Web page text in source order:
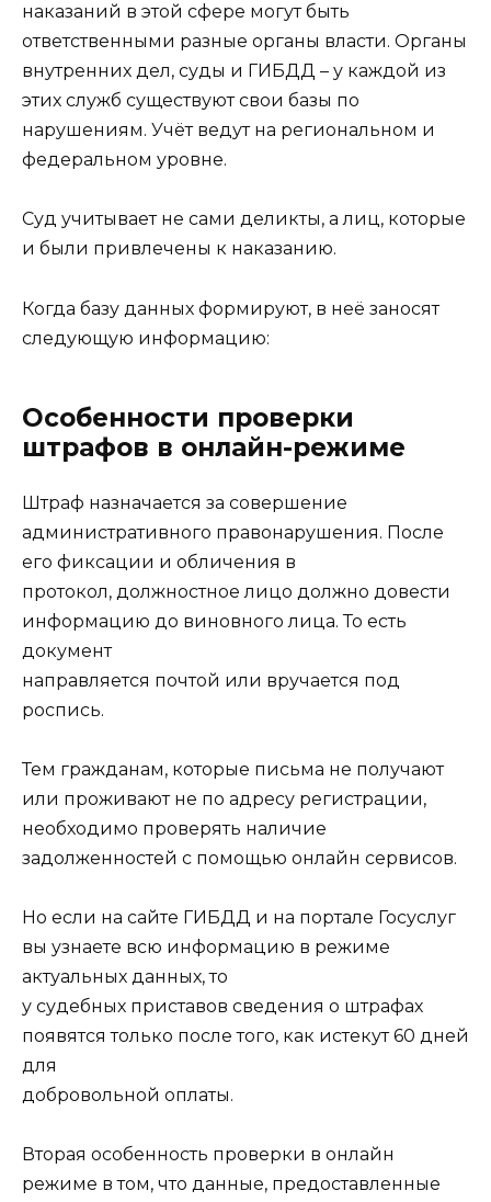
наказаний в этой сфере могут быть
ответственными разные органы власти. Органы
внутренних дел, суды и ГИБДД – у каждой из
этих служб существуют свои базы по
нарушениям. Учёт ведут на региональном и
федеральном уровне.
Суд учитывает не сами деликты, а лиц, которые
и были привлечены к наказанию.
Когда базу данных формируют, в неё заносят
следующую информацию:
Особенности проверки
штрафов в онлайн-режиме
Штраф назначается за совершение
административного правонарушения. После
его фиксации и обличения в
протокол, должностное лицо должно довести
информацию до виновного лица. То есть
документ
направляется почтой или вручается под
роспись.
Тем гражданам, которые письма не получают
или проживают не по адресу регистрации,
необходимо проверять наличие
задолженностей с помощью онлайн сервисов.
Но если на сайте ГИБДД и на портале Госуслуг
вы узнаете всю информацию в режиме
актуальных данных, то
у судебных приставов сведения о штрафах
появятся только после того, как истекут 60 дней
для
добровольной оплаты.
Вторая особенность проверки в онлайн
режиме в том, что данные, предоставленные